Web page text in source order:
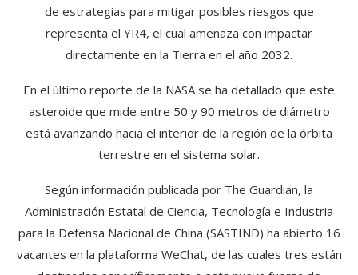
de estrategias para mitigar posibles riesgos que
representa el YR4, el cual amenaza con impactar
directamente en la Tierra en el año 2032.
En el último reporte de la NASA se ha detallado que este
asteroide que mide entre 50 y 90 metros de diámetro
está avanzando hacia el interior de la región de la órbita
terrestre en el sistema solar.
Según información publicada por The Guardian, la
Administración Estatal de Ciencia, Tecnología e Industria
para la Defensa Nacional de China (SASTIND) ha abierto 16
vacantes en la plataforma WeChat, de las cuales tres están